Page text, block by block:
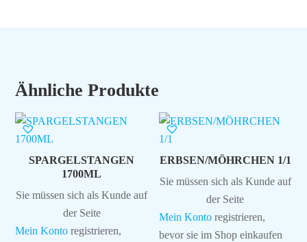
Ähnliche Produkte
SPARGELSTANGEN
1700ML
Sie müssen sich als Kunde auf
der Seite
Mein Konto registrieren,
ERBSEN/MÖHRCHEN 1/1
Sie müssen sich als Kunde auf
der Seite
Mein Konto registrieren,
bevor sie im Shop einkaufen